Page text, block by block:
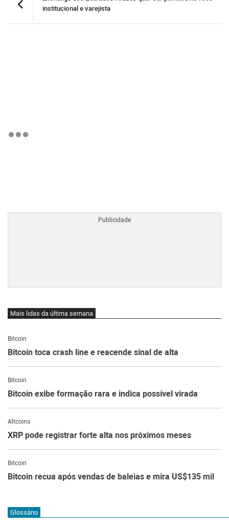
institucional e varejista
Mais lidas da última semana
Bitcoin
Bitcoin toca crash line e reacende sinal de alta
Bitcoin
Bitcoin exibe formação rara e indica possível virada
Altcoins
XRP pode registrar forte alta nos próximos meses
Bitcoin
Bitcoin recua após vendas de baleias e mira US$135 mil
Glossário